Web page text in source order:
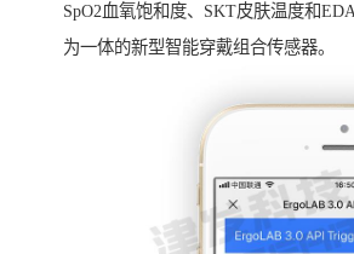
SpO2血氧饱和度、SKT皮肤温度和
为一体的新型智能穿戴组合传感器。